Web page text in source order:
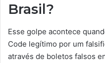
Brasil?
Esse golpe acontece
Code legítimo por um
através de boletos falsos